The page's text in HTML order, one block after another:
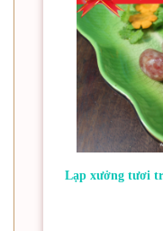
Lạp xưởng tươi